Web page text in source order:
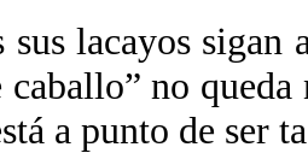
sus lacayos
caballo” no
a punto de ser